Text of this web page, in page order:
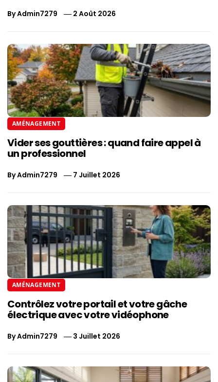
ByAdmin7279 2 Août 2026
AMÉNAGEMENT
Vider ses gouttières : quand faire appel à
un professionnel
ByAdmin7279 7 Juillet 2026
AMÉNAGEMENT
Contrôlez votre portail et votre gâche
électrique avec votre vidéophone
ByAdmin7279 3 Juillet 2026